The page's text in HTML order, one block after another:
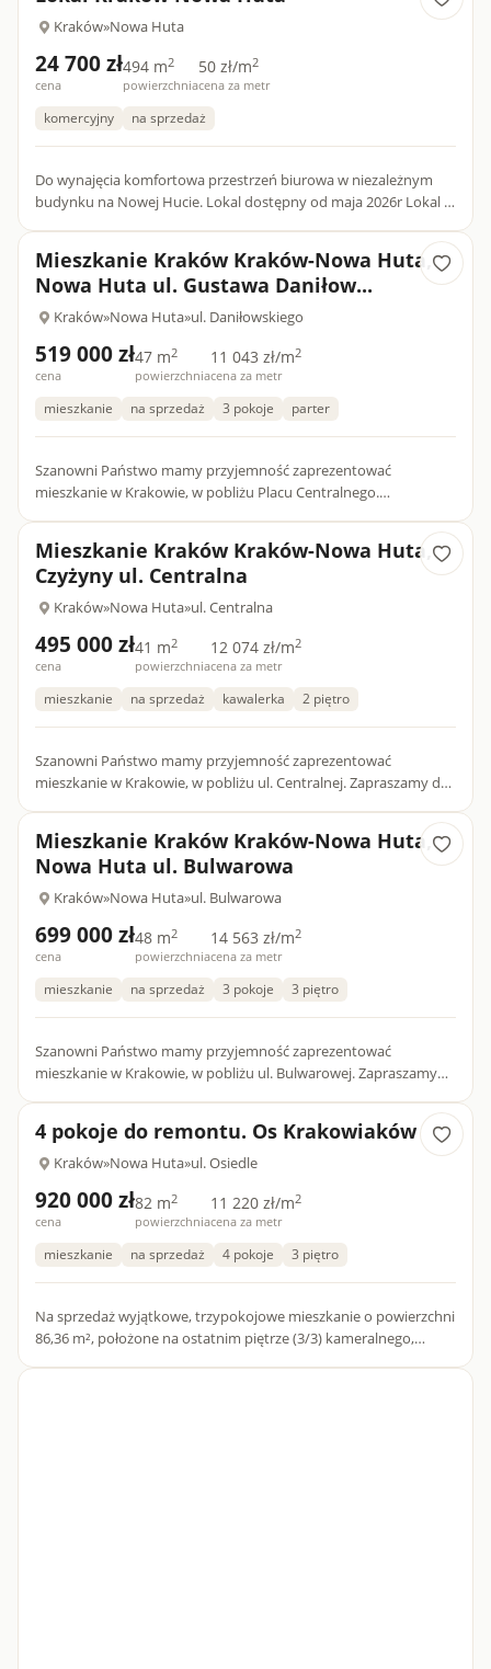
Kraków»Nowa Huta
24 700 zł
cena
494 m2
powierzchnia
50 zł/m2
cena za metr
komercyjny na sprzedaż
Do wynajęcia komfortowa przestrzeń biurowa w niezależnym
budynku na Nowej Hucie. Lokal dostępny od maja 2026r Lokal o
Mieszkanie Kraków Kraków-Nowa Huta,
Nowa Huta ul. Gustawa Daniłow...
Kraków»Nowa Huta»ul. Daniłowskiego
519 000 zł
cena
47 m2
powierzchnia
11 043 zł/m2
cena za metr
mieszkanie na sprzedaż 3 pokoje parter
Szanowni Państwo mamy przyjemność zaprezentować
mieszkanie w Krakowie, w pobliżu Placu Centralnego.
Mieszkanie Kraków Kraków-Nowa Huta,
Czyżyny ul. Centralna
Kraków»Nowa Huta»ul. Centralna
495 000 zł
cena
41 m2
powierzchnia
12 074 zł/m2
cena za metr
mieszkanie na sprzedaż kawalerka 2 piętro
Szanowni Państwo mamy przyjemność zaprezentować
mieszkanie w Krakowie, w pobliżu ul. Centralnej. Zapraszamy do
Mieszkanie Kraków Kraków-Nowa Huta,
Nowa Huta ul. Bulwarowa
Kraków»Nowa Huta»ul. Bulwarowa
699 000 zł
cena
48 m2
powierzchnia
14 563 zł/m2
cena za metr
mieszkanie na sprzedaż 3 pokoje 3 piętro
Szanowni Państwo mamy przyjemność zaprezentować
mieszkanie w Krakowie, w pobliżu ul. Bulwarowej. Zapraszamy
4 pokoje do remontu. Os Krakowiaków
Kraków»Nowa Huta»ul. Osiedle
920 000 zł
cena
82 m2
powierzchnia
11 220 zł/m2
cena za metr
mieszkanie na sprzedaż 4 pokoje 3 piętro
Na sprzedaż wyjątkowe, trzypokojowe mieszkanie o powierzchni
86,36 m², położone na ostatnim piętrze (3/3) kameralnego,